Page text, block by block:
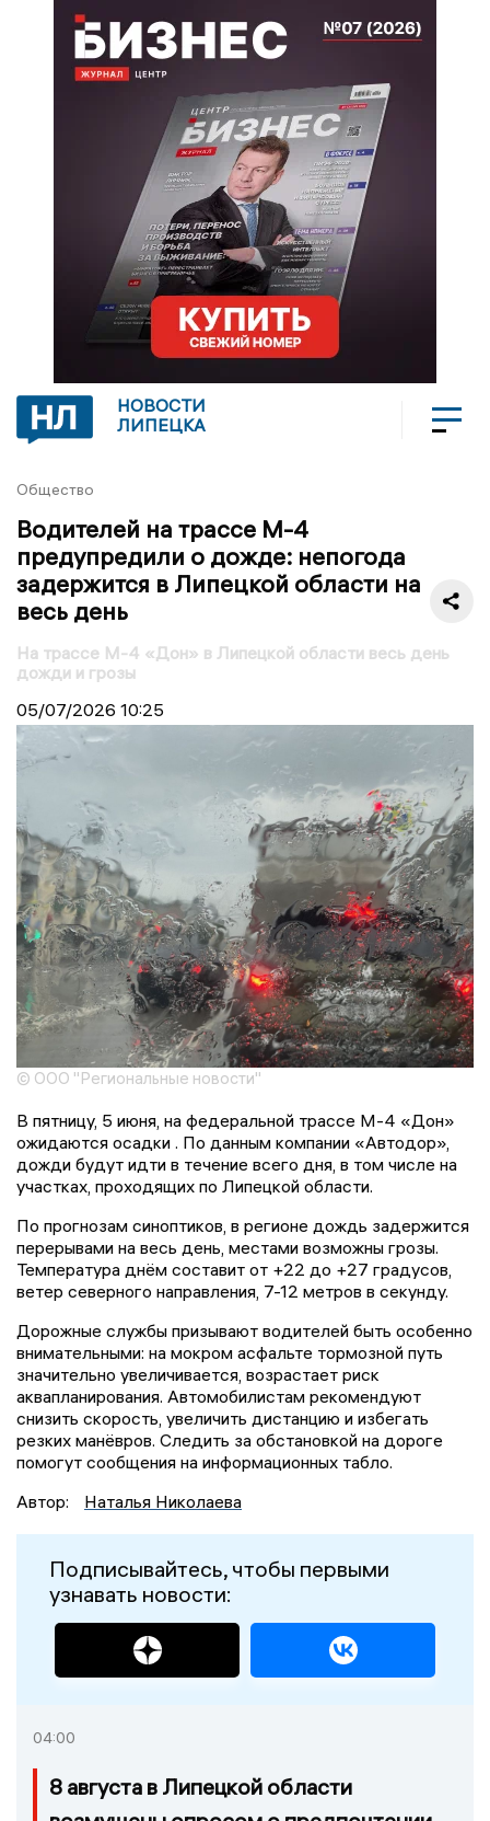
НОВОСТИ
ЛИПЕЦКА
Общество
Водителей на трассе М-4
предупредили о дожде: непогода
задержится в Липецкой области на
весь день
На трассе М-4 «Дон» в Липецкой области весь день
дожди и грозы
05/07/2026 10:25
© ООО "Региональные новости"
В пятницу, 5 июня, на федеральной трассе М-4 «Дон»
ожидаются осадки . По данным компании «Автодор»,
дожди будут идти в течение всего дня, в том числе на
участках, проходящих по Липецкой области.
По прогнозам синоптиков, в регионе дождь задержится
перерывами на весь день, местами возможны грозы.
Температура днём составит от +22 до +27 градусов,
ветер северного направления, 7-12 метров в секунду.
Дорожные службы призывают водителей быть особенно
внимательными: на мокром асфальте тормозной путь
значительно увеличивается, возрастает риск
аквапланирования. Автомобилистам рекомендуют
снизить скорость, увеличить дистанцию и избегать
резких манёвров. Следить за обстановкой на дороге
помогут сообщения на информационных табло.
Автор:
Наталья Николаева
Подписывайтесь, чтобы первыми
узнавать новости:
04:00
8 августа в Липецкой области